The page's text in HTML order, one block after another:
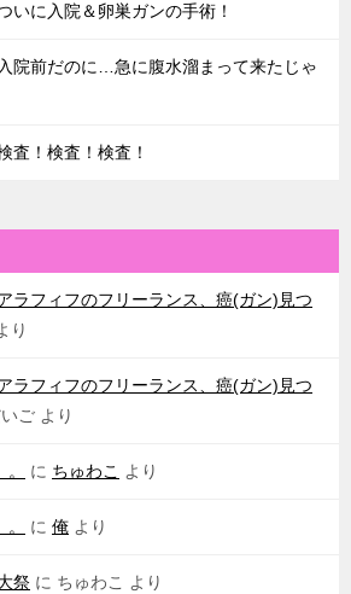
いに入院＆卵巣ガンの手術！
院前だのに…急に腹水溜まって来たじゃ
査！検査！検査！
ラフィフのフリーランス、癌(ガン)見つ
り
ラフィフのフリーランス、癌(ガン)見つ
ご より
に ちゅわこ より
に 俺 より
祭 に ちゅわこ より